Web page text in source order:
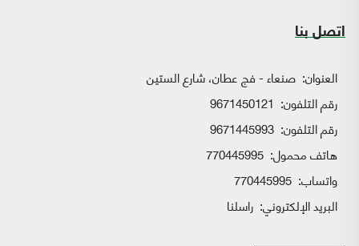
اتصل بنا
العنوان: صنعاء - فج عطان، شارع الستين
رقم التلفون: 9671450121
رقم التلفون: 9671445993
هاتف محمول: 770445995
واتساب:
البريد الإلكتروني: راسلنا